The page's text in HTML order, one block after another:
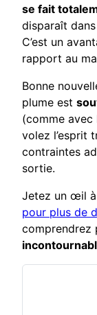
se fait
disparaît
C’est un
rapport au
Bonne
plume est
(comme avec
volez l’esprit
contraintes
sortie.
Jetez un œil à
pour plus de
comprendrez